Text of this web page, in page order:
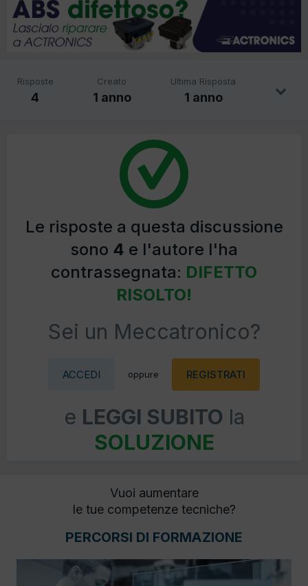
Risposte
4
Creato
1 anno
Ultima Risposta
1 anno
Le risposte a questa discussione
sono 4 e l'autore l'ha
contrassegnata: DIFETTO
RISOLTO!
Sei un Meccatronico?
ACCEDI oppure REGISTRATI
e LEGGI SUBITO la
SOLUZIONE
Vuoi aumentare
le tue competenze tecniche?
PERCORSI DI FORMAZIONE